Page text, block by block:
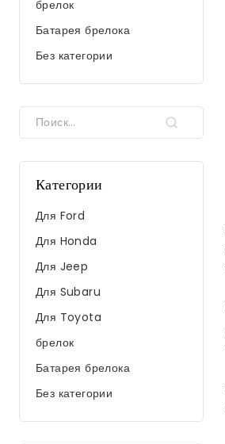
брелок
Батарея брелока
Без категории
Найти:
Категории
Для Ford
Для Honda
Для Jeep
Для Subaru
Для Toyota
брелок
Батарея брелока
Без категории